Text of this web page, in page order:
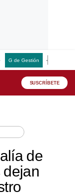
G de Gestión
SUSCRÍBETE
de
dejan